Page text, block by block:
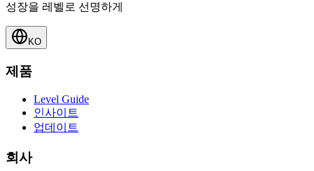
성장을 레벨로 선명하게
KO
제품
Level Guide
인사이트
업데이트
회사